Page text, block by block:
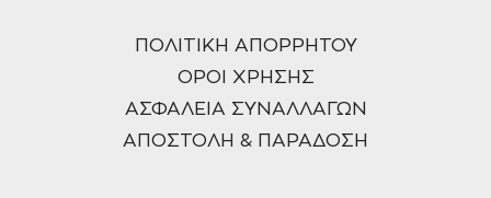
ΠΟΛΙΤΙΚΗ ΑΠΟΡΡΗΤΟΥ
ΟΡΟΙ ΧΡΗΣΗΣ
ΑΣΦΑΛΕΙΑ ΣΥΝΑΛΛΑΓΩΝ
ΑΠΟΣΤΟΛΗ & ΠΑΡΑΔΟΣΗ